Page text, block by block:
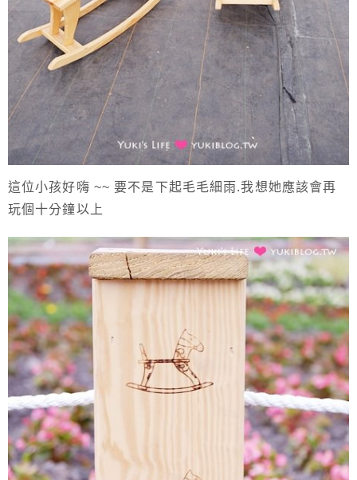
這位小孩好嗨 ~~ 要不是下起毛毛細雨.我想她應該會再
玩個十分鐘以上